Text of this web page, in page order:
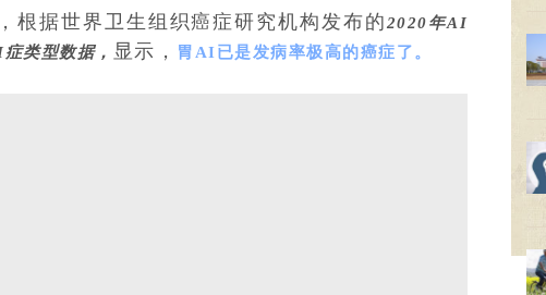
根据世界卫生组织癌症研究机构发布的2020年AI
类型数据， 显示， 胃AI已是发病率极高的癌症了。